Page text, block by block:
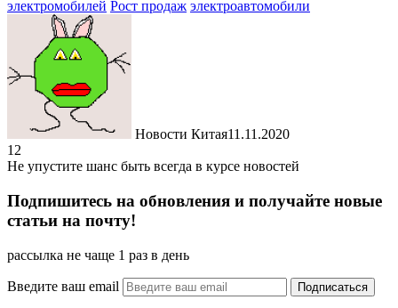
электромобилей Рост продаж электроавтомобили
Новости Китая11.11.2020
12
Не упустите шанс быть всегда в курсе новостей
Подпишитесь на обновления и получайте новые
статьи на почту!
рассылка не чаще 1 раз в день
Введите ваш email